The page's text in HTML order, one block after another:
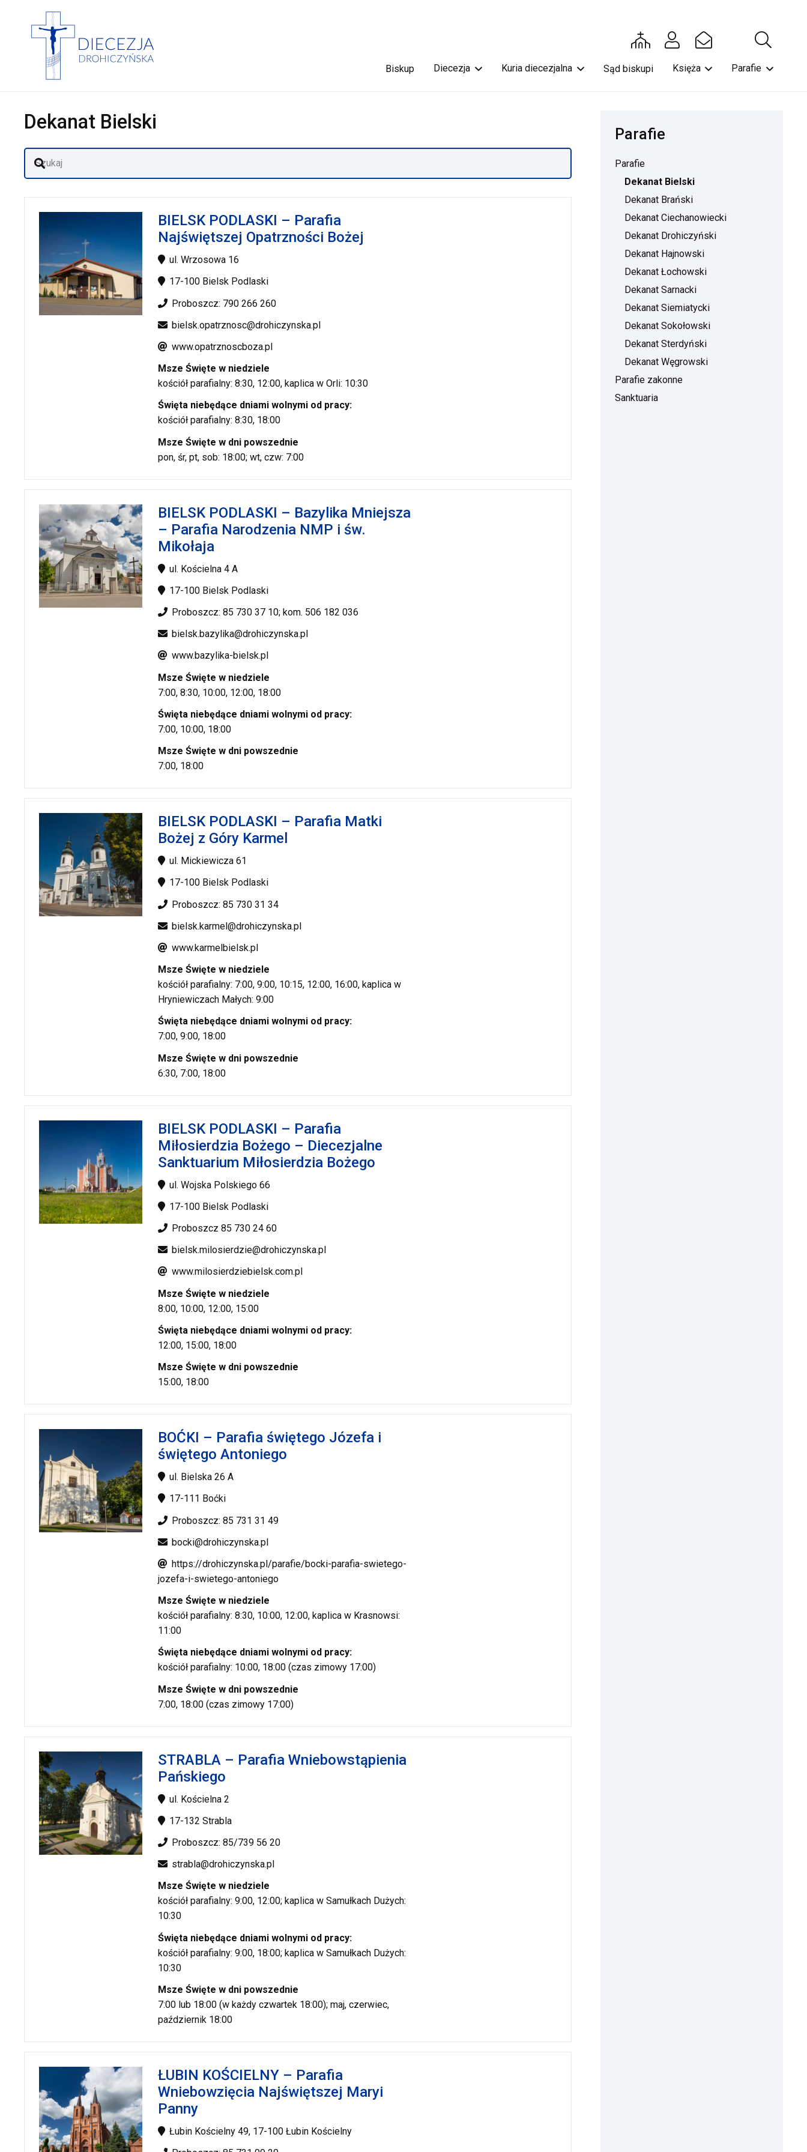
Biskup Diecezja Kuria diecezjalna Sąd biskupi Księża Parafie
Dekanat Bielski
BIELSK PODLASKI – Parafia
Najświętszej Opatrzności Bożej
ul. Wrzosowa 16
17-100 Bielsk Podlaski
Proboszcz: 790 266 260
bielsk.opatrznosc@drohiczynska.pl
www.opatrznoscboza.pl
Msze Święte w niedziele
kościół parafialny: 8:30, 12:00, kaplica w Orli: 10:30
Święta niebędące dniami wolnymi od pracy:
kościół parafialny: 8:30, 18:00
Msze Święte w dni powszednie
pon, śr, pt, sob: 18:00; wt, czw: 7:00
BIELSK PODLASKI – Bazylika Mniejsza
– Parafia Narodzenia NMP i św.
Mikołaja
ul. Kościelna 4 A
17-100 Bielsk Podlaski
Proboszcz: 85 730 37 10; kom. 506 182 036
bielsk.bazylika@drohiczynska.pl
www.bazylika-bielsk.pl
Msze Święte w niedziele
7:00, 8:30, 10:00, 12:00, 18:00
Święta niebędące dniami wolnymi od pracy:
7:00, 10:00, 18:00
Msze Święte w dni powszednie
7:00, 18:00
BIELSK PODLASKI – Parafia Matki
Bożej z Góry Karmel
ul. Mickiewicza 61
17-100 Bielsk Podlaski
Proboszcz: 85 730 31 34
bielsk.karmel@drohiczynska.pl
www.karmelbielsk.pl
Msze Święte w niedziele
kościół parafialny: 7:00, 9:00, 10:15, 12:00, 16:00, kaplica w
Hryniewiczach Małych: 9:00
Święta niebędące dniami wolnymi od pracy:
7:00, 9:00, 18:00
Msze Święte w dni powszednie
6:30, 7:00, 18:00
BIELSK PODLASKI – Parafia
Miłosierdzia Bożego – Diecezjalne
Sanktuarium Miłosierdzia Bożego
ul. Wojska Polskiego 66
17-100 Bielsk Podlaski
Proboszcz 85 730 24 60
bielsk.milosierdzie@drohiczynska.pl
www.milosierdziebielsk.com.pl
Msze Święte w niedziele
8:00, 10:00, 12:00, 15:00
Święta niebędące dniami wolnymi od pracy:
12:00, 15:00, 18:00
Msze Święte w dni powszednie
15:00, 18:00
BOĆKI – Parafia świętego Józefa i
świętego Antoniego
ul. Bielska 26 A
17-111 Boćki
Proboszcz: 85 731 31 49
bocki@drohiczynska.pl
https://drohiczynska.pl/parafie/bocki-parafia-swietego-
jozefa-i-swietego-antoniego
Msze Święte w niedziele
kościół parafialny: 8:30, 10:00, 12:00, kaplica w Krasnowsi:
11:00
Święta niebędące dniami wolnymi od pracy:
kościół parafialny: 10:00, 18:00 (czas zimowy 17:00)
Msze Święte w dni powszednie
7:00, 18:00 (czas zimowy 17:00)
STRABLA – Parafia Wniebowstąpienia
Pańskiego
ul. Kościelna 2
17-132 Strabla
Proboszcz: 85/739 56 20
strabla@drohiczynska.pl
Msze Święte w niedziele
kościół parafialny: 9:00, 12:00; kaplica w Samułkach Dużych:
10:30
Święta niebędące dniami wolnymi od pracy:
kościół parafialny: 9:00, 18:00; kaplica w Samułkach Dużych:
10:30
Msze Święte w dni powszednie
7:00 lub 18:00 (w każdy czwartek 18:00); maj, czerwiec,
październik 18:00
ŁUBIN KOŚCIELNY – Parafia
Wniebowzięcia Najświętszej Maryi
Panny
Łubin Kościelny 49, 17-100 Łubin Kościelny
Parafie
Parafie
Dekanat Bielski
Dekanat Brański
Dekanat Ciechanowiecki
Dekanat Drohiczyński
Dekanat Hajnowski
Dekanat Łochowski
Dekanat Sarnacki
Dekanat Siemiatycki
Dekanat Sokołowski
Dekanat Sterdyński
Dekanat Węgrowski
Parafie zakonne
Sanktuaria